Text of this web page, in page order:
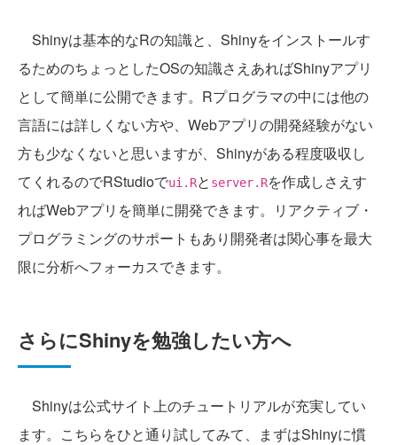
Shinyは基本的なRの知識と、Shinyをインストールす
るためのちょっとしたOSの知識さえあればShinyアプリ
として簡単に公開できます。Rプログラマの中には他の
言語には詳しくない方や、Webアプリの開発経験がない
方も少なくないと思いますが、Shinyがある程度吸収し
てくれるのでRStudioでui.Rと server.Rを作成しさえす
ればWebアプリを簡単に開発できます。リアクティブ・
プログラミングのサポートもあり開発者は関心事を最大
限に分析へフォーカスできます。
さらにShinyを勉強したい方へ
Shinyは公式サイト上のチュートリアルが充実してい
ます。こちらをひと通り試してみて、まずはShinyに慣